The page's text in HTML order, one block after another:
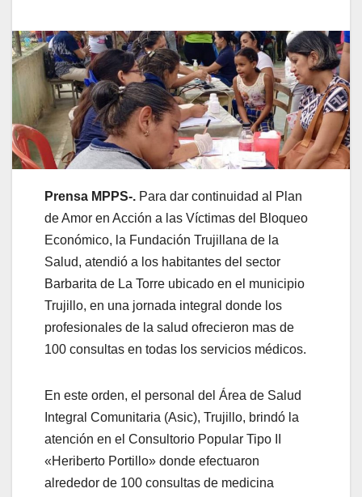
Prensa MPPS-. Para dar continuidad al Plan
de Amor en Acción a las Víctimas del Bloqueo
Económico, la Fundación Trujillana de la
Salud, atendió a los habitantes del sector
Barbarita de La Torre ubicado en el municipio
Trujillo, en una jornada integral donde los
profesionales de la salud ofrecieron mas de
100 consultas en todas los servicios médicos.
En este orden, el personal del Área de Salud
Integral Comunitaria (Asic), Trujillo, brindó la
atención en el Consultorio Popular Tipo II
«Heriberto Portillo» donde efectuaron
alrededor de 100 consultas de medicina